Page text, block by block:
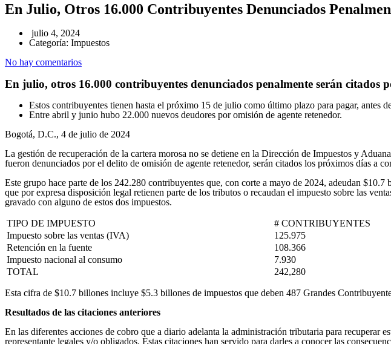
En Julio, Otros 16.000 Contribuyentes Denunciados
julio 4, 2024
Categoría: Impuestos
No hay comentarios
En julio, otros 16.000 contribuyentes denunciados penalmente serán
Estos contribuyentes tienen hasta el próximo 15 de julio como último plazo para pagar, antes
Entre abril y junio hubo 22.000 nuevos deudores por omisión de agente retenedor.
Bogotá, D.C., 4 de julio de 2024
La gestión de recuperación de la cartera morosa no se detiene en la Dirección de Impuestos y
fueron denunciados por el delito de omisión de agente retenedor, serán citados los próximos días a
Este grupo hace parte de los 242.280 contribuyentes que, con corte a mayo de 2024, adeudan
que por expresa disposición legal retienen parte de los tributos o recaudan el impuesto sobre las
gravado con alguno de estos dos impuestos.
TIPO DE IMPUESTO # CONTRIBUYENTES
Impuesto sobre las ventas (IVA)
125.975
Retención en la fuente
108.366
Impuesto nacional al consumo
7.930
TOTAL
242,280
Esta cifra de $10.7 billones incluye $5.3 billones de impuestos que deben 487 Grandes
Resultados de las citaciones anteriores
En las diferentes acciones de cobro que a diario adelanta la administración tributaria para recuperar
representante legales y/o obligados. Estas citaciones han servido para darles a conocer las